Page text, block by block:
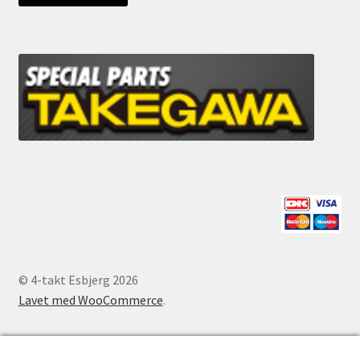
© 4-takt Esbjerg 2026
Lavet med WooCommerce.